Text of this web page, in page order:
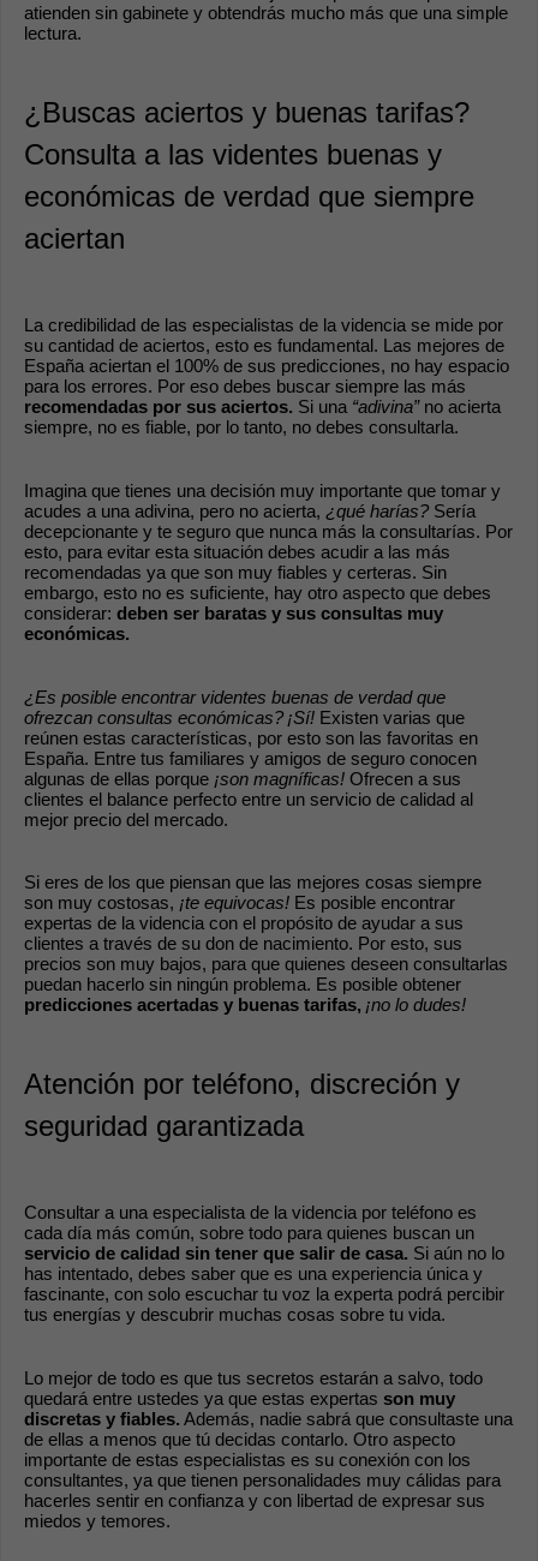
atienden sin gabinete y obtendrás mucho más que una simple
lectura.
¿Buscas aciertos y buenas tarifas?
Consulta a las videntes buenas y
económicas de verdad que siempre
aciertan
La credibilidad de las especialistas de la videncia se mide por
su cantidad de aciertos, esto es fundamental. Las mejores de
España aciertan el 100% de sus predicciones, no hay espacio
recomendadas por sus aciertos. Si una “adivina” no acierta
siempre, no es fiable, por lo tanto, no debes consultarla.
Imagina que tienes una decisión muy importante que tomar y
acudes a una adivina, pero no acierta, ¿qué harías? Sería
decepcionante y te seguro que nunca más la consultarías. Por
esto, para evitar esta situación debes acudir a las más
recomendadas ya que son muy fiables y certeras. Sin
embargo, esto no es suficiente, hay otro aspecto que debes
considerar: deben ser baratas y sus consultas muy
económicas.
¿Es posible encontrar videntes buenas de verdad que
ofrezcan consultas económicas? ¡Sí! Existen varias que
reúnen estas características, por esto son las favoritas en
España. Entre tus familiares y amigos de seguro conocen
algunas de ellas porque ¡son magníficas! Ofrecen a sus
clientes el balance perfecto entre un servicio de calidad al
mejor precio del mercado.
Si eres de los que piensan que las mejores cosas siempre
son muy costosas, ¡te equivocas! Es posible encontrar
expertas de la videncia con el propósito de ayudar a sus
clientes a través de su don de nacimiento. Por esto, sus
precios son muy bajos, para que quienes deseen consultarlas
puedan hacerlo sin ningún problema. Es posible obtener
predicciones acertadas y buenas tarifas, ¡no lo dudes!
Atención por teléfono, discreción y
seguridad garantizada
Consultar a una especialista de la videncia por teléfono es
cada día más común, sobre todo para quienes buscan un
servicio de calidad sin tener que salir de casa. Si aún no lo
has intentado, debes saber que es una experiencia única y
fascinante, con solo escuchar tu voz la experta podrá percibir
tus energías y descubrir muchas cosas sobre tu vida.
Lo mejor de todo es que tus secretos estarán a salvo, todo
quedará entre ustedes ya que estas expertas son muy
discretas y fiables. Además, nadie sabrá que consultaste una
de ellas a menos que tú decidas contarlo. Otro aspecto
importante de estas especialistas es su conexión con los
consultantes, ya que tienen personalidades muy cálidas para
hacerles sentir en confianza y con libertad de expresar sus
miedos y temores.